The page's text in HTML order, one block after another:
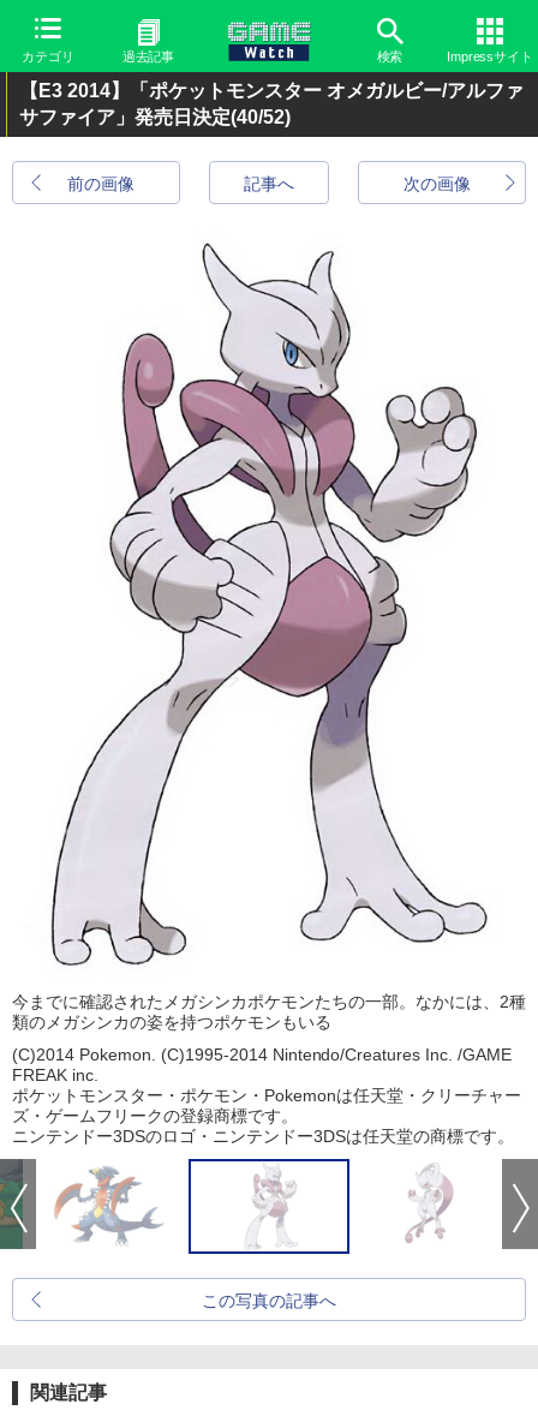
カテゴリ 過去記事 検索 Impressサイト
【E3 2014】「ポケットモンスター オメガルビー/アルファ
サファイア」発売日決定(40/52)
前の画像 次の画像
記事へ
今までに確認されたメガシンカポケモンたちの一部。なかには、2種
類のメガシンカの姿を持つポケモンもいる
(C)2014 Pokemon. (C)1995-2014 Nintendo/Creatures Inc. /GAME
FREAK inc.
ポケットモンスター・ポケモン・Pokemonは任天堂・クリーチャー
ズ・ゲームフリークの登録商標です。
ニンテンドー3DSのロゴ・ニンテンドー3DSは任天堂の商標です。
この写真の記事へ
関連記事